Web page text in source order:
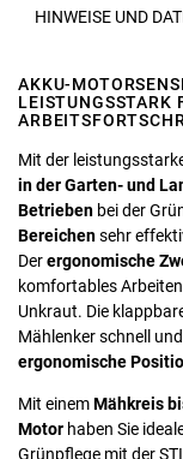
HINWEISE UND
AKKU-
LEISTUNGSSTARK
Mit der
in der Garten- und
Betrieben bei der
Bereichensehr
Derergonomische
komfortables
Unkraut. Die
Mählenker schnell
ergonomische
Mit einemMähkreis
Motor haben Sie
Grünpflege mit der